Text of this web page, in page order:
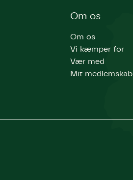
Om os
Om os
Vi kæmper for
Vær med
Mit medlemskab